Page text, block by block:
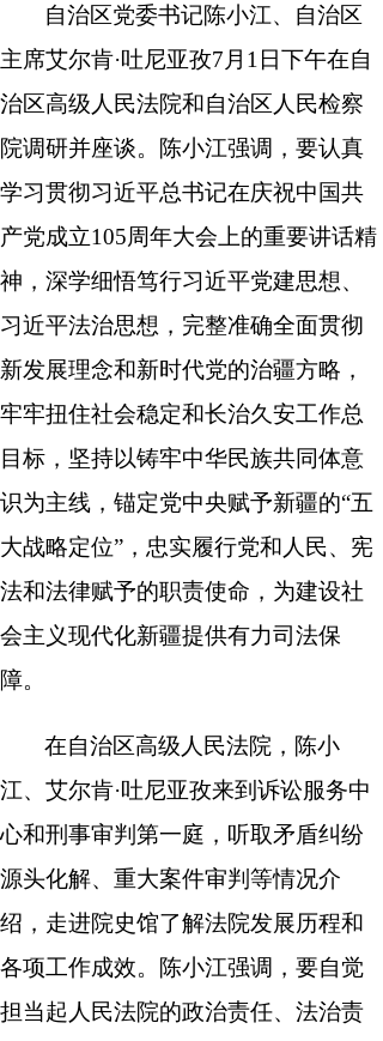
表
自治区党委书记陈小江、自治区
主席艾尔肯·吐尼亚孜7月1日下午在自
治区高级人民法院和自治区人民检察
院调研并座谈。陈小江强调，要认真
学习贯彻习近平总书记在庆祝中国共
产党成立105周年大会上的重要讲话精
神，深学细悟笃行习近平党建思想、
习近平法治思想，完整准确全面贯彻
新发展理念和新时代党的治疆方略，
牢牢扭住社会稳定和长治久安工作总
目标，坚持以铸牢中华民族共同体意
识为主线，锚定党中央赋予新疆的“五
大战略定位”，忠实履行党和人民、宪
法和法律赋予的职责使命，为建设社
会主义现代化新疆提供有力司法保
障。
在自治区高级人民法院，陈小
江、艾尔肯·吐尼亚孜来到诉讼服务中
心和刑事审判第一庭，听取矛盾纠纷
源头化解、重大案件审判等情况介
绍，走进院史馆了解法院发展历程和
各项工作成效。陈小江强调，要自觉
担当起人民法院的政治责任、法治责